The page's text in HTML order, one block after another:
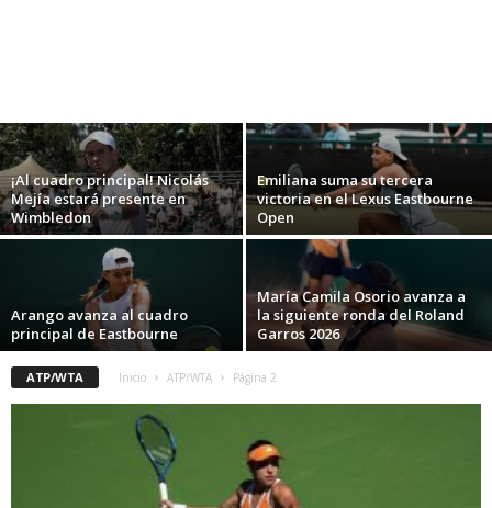
¡Al cuadro principal! Nicolás
Mejía estará presente en
Wimbledon
Emiliana suma su tercera
victoria en el Lexus Eastbourne
Open
Arango avanza al cuadro
principal de Eastbourne
María Camila Osorio avanza a
la siguiente ronda del Roland
Garros 2026
ATP/WTA Inicio ATP/WTA Página 2